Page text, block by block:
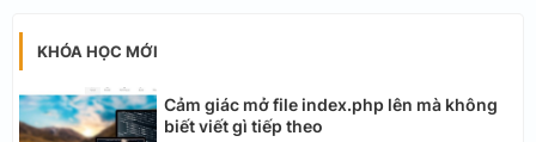
KHÓA HỌC MỚI
Cảm giác mở file index.php lên mà không
biết viết gì tiếp theo